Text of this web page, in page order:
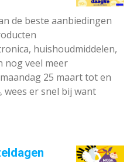
de beste aanbiedingen
huishoudmiddelen,
nog veel meer
25 maart tot en
wees er snel bij want